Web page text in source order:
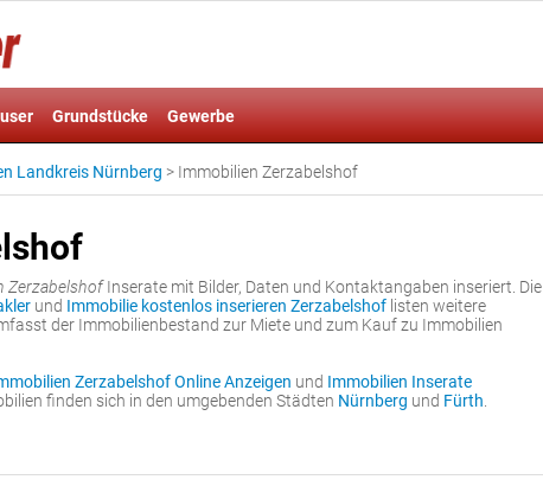
Grundstücke Gewerbe
Landkreis Nürnberg > Immobilien Zerzabelshof
ZerzabelshofInserate mit Bilder, Daten und Kontaktangaben inseriert. Die
und Immobilie kostenlos inserieren Zerzabelshof listen weitere
der Immobilienbestand zur Miete und zum Kauf zu Immobilien
Zerzabelshof Online Anzeigen und Immobilien Inserate
finden sich in den umgebenden Städten Nürnberg und Fürth